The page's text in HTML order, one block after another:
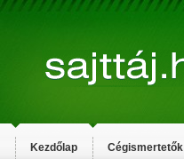
Kezdőlap Cégismertetők